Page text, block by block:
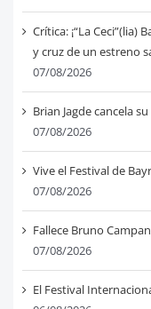
Crítica: ¡“La Ceci”(lia)
y cruz de un estreno
07/08/2026
Brian Jagde cancela
07/08/2026
Vive el Festival de
07/08/2026
Fallece Bruno
07/08/2026
El Festival